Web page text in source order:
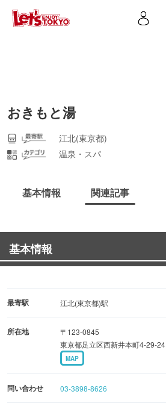
おきもと湯
江北(東京都)
温泉・スパ
基本情報 関連記事
基本情報
最寄駅 江北(東京都)駅
所在地
〒123-0845
東京都足立区西新井本町4-29-24
MAP
問い合わせ 03-3898-8626